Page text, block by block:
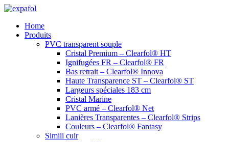
Aller
contenuHome
Produits
PVC transparent souple
Cristal Premium – Clearfol® HT
Ignifugées FR – Clearfol® FR
Bas retrait – Clearfol® Innova
Haute Transparence ST – Clearfol® ST
Largeurs spéciales 183 cm
Cristal Marine
PVC armé – Clearfol® Net
Lanières Transparentes – Clearfol® Strips
Couleurs – Clearfol® Fantasy
Simili cuir